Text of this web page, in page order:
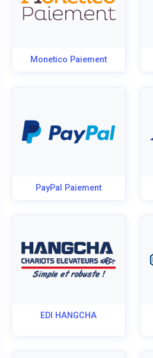
Monetico Paiement
PayPal Paiement
EDI HANGCHA